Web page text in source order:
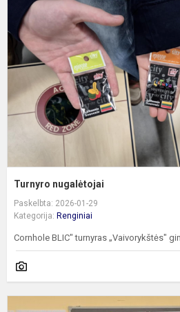
Turnyro nugalėtojai
Paskelbta: 2026-01-29
Kategorija: Renginiai
Cornhole BLIC" turnyras „Vaivorykštės"